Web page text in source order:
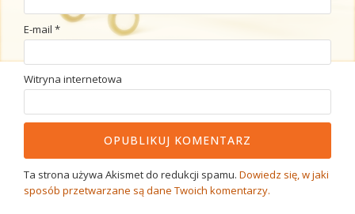
E-mail *
Witryna internetowa
Ta strona używa Akismet do redukcji spamu. Dowiedz się, w jaki
sposób przetwarzane są dane Twoich komentarzy.